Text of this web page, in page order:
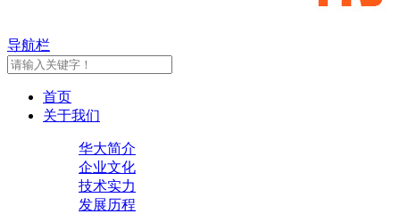
导航栏
首页
关于我们
华大简介
企业文化
技术实力
发展历程